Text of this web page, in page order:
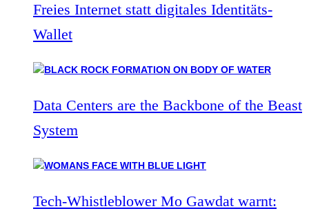
Freies Internet statt digitales Identitäts-
Wallet
Data Centers are the Backbone of the Beast
System
Tech-Whistleblower Mo Gawdat warnt: